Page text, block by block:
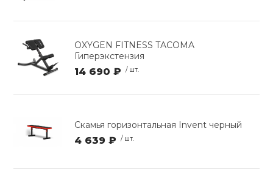
OXYGEN FITNESS TACOMA
Гиперэкстензия
14 690 ₽ / шт.
Скамья горизонтальная Invent черный
4 639 ₽ / шт.